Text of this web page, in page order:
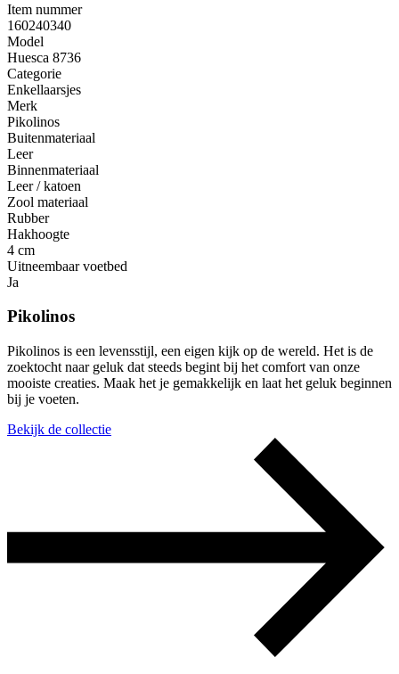
Item nummer
160240340
Model
Huesca 8736
Categorie
Enkellaarsjes
Merk
Pikolinos
Buitenmateriaal
Leer
Binnenmateriaal
Leer / katoen
Zool materiaal
Rubber
Hakhoogte
4 cm
Uitneembaar voetbed
Ja
Pikolinos
Pikolinos is een levensstijl, een eigen kijk op de wereld. Het is de
zoektocht naar geluk dat steeds begint bij het comfort van onze
mooiste creaties. Maak het je gemakkelijk en laat het geluk beginnen
bij je voeten.
Bekijk de collectie